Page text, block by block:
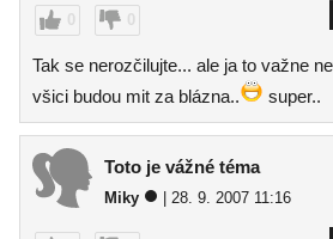
0 0
Tak se nerozčilujte... ale ja to važne
všici budou mit za blázna..
super..
Toto je vážné téma
Miky | 28. 9. 2007 11:16